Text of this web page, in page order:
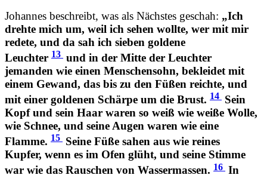
Johannes beschreibt, was als Nächstes geschah: „Ich
drehte mich um, weil ich sehen wollte, wer mit mir
redete, und da sah ich sieben goldene
Leuchter 13 und in der Mitte der Leuchter
jemanden wie einen Menschensohn, bekleidet mit
einem Gewand, das bis zu den Füßen reichte, und
mit einer goldenen Schärpe um die Brust. 14 Sein
Kopf und sein Haar waren so weiß wie weiße Wolle,
wie Schnee, und seine Augen waren wie eine
Flamme. 15 Seine Füße sahen aus wie reines
Kupfer, wenn es im Ofen glüht, und seine Stimme
war wie das Rauschen von Wassermassen. 16 In